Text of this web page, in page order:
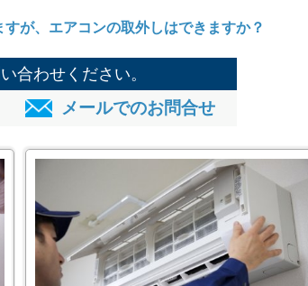
が、エアコンの取外しはできますか？
合わせください。
メールでのお問合せ